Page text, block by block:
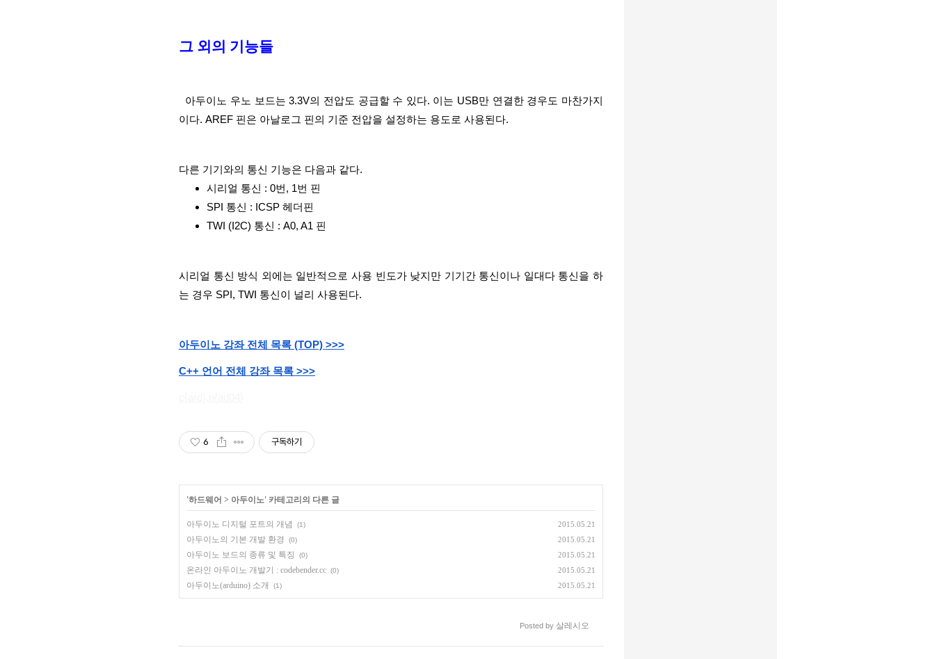
그 외의 기능들
이다. AREF 핀은 아날로그 핀의 기준 전압을 설정하는 용도로 사용된다.
다른 기기와의 통신 기능은 다음과 같다.
시리얼 통신 : 0번, 1번 핀
SPI 통신 : ICSP 헤더핀
TWI (I2C) 통신 : A0, A1 핀
시리얼 통신 방식 외에는 일반적으로 사용 빈도가 낮지만 기기간 통신이나 일대다 통신을 하
는 경우 SPI, TWI 통신이 널리 사용된다.
아두이노 강좌 전체 목록 (TOP) >>>
C++ 언어 전체 강좌 목록 >>>
6 구독하기
'하드웨어 > 아두이노' 카테고리의 다른 글
아두이노 디지털 포트의 개념 (1) 2015.05.21
아두이노의 기본 개발 환경 (0) 2015.05.21
아두이노 보드의 종류 및 특징 (0) 2015.05.21
온라인 아두이노 개발기 : codebender.cc (0) 2015.05.21
아두이노(arduino) 소개 (1) 2015.05.21
Posted by 살레시오